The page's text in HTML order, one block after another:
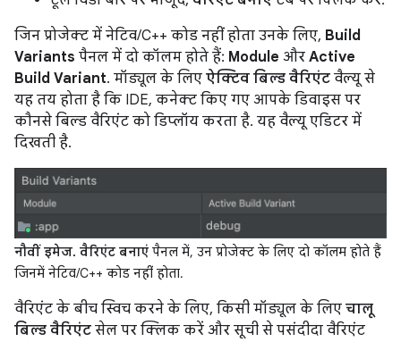
जिन प्रोजेक्ट में नेटिव/C++ कोड नहीं होता उनके लिए, Build
Variants पैनल में दो कॉलम होते हैं: Module और Active
Build Variant. मॉड्यूल के लिए ऐक्टिव बिल्ड वैरिएंट वैल्यू से
यह तय होता है कि IDE, कनेक्ट किए गए आपके डिवाइस पर
कौनसे बिल्ड वैरिएंट को डिप्लॉय करता है. यह वैल्यू एडिटर में
दिखती है.
नौवीं इमेज. वैरिएंट बनाएं पैनल में, उन प्रोजेक्ट के लिए दो कॉलम होते हैं
जिनमें नेटिव/C++ कोड नहीं होता.
वैरिएंट के बीच स्विच करने के लिए, किसी मॉड्यूल के लिए चालू
बिल्ड वैरिएंट सेल पर क्लिक करें और सूची से पसंदीदा वैरिएंट